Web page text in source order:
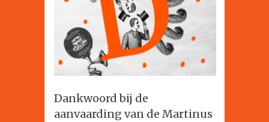
Dankwoord bij de
aanvaarding van de Martinus